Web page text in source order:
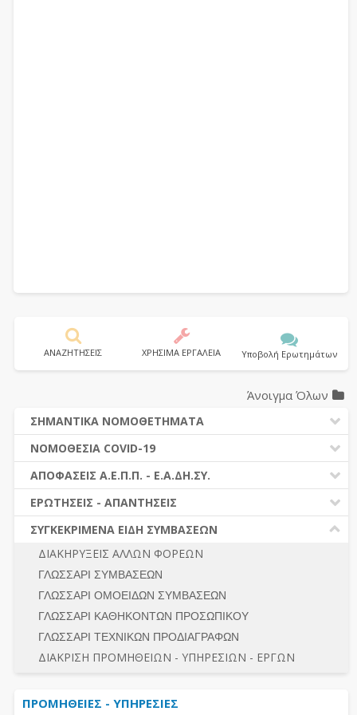
ΑΝΑΖΗΤΗΣΕΙΣ ΧΡΗΣΙΜΑ ΕΡΓΑΛΕΙΑ Υποβολή Ερωτημάτων
Άνοιγμα Όλων
ΣΗΜΑΝΤΙΚΑ ΝΟΜΟΘΕΤΗΜΑΤΑ
ΔΗΜΟΣΙΕΣ ΣΥΜΒΑΣΕΙΣ (Ν. 4412/2016)
ΔΗΜΟΤΙΚΟΣ ΚΩΔΙΚΑΣ (Ν.3463/2006)
ΚΑΛΛΙΚΡΑΤΗΣ (Ν.3852/2010)
ΝΟΜΟΘΕΣΙΑ - ΝΟΜΟΛΟΓΙΑ (ΣΥΝΟΛΟ)
ΝΟΜΟΘΕΣΙΑ COVID-19
ΝΟΜΟΘΕΣΙΑ - ΝΟΜΟΛΟΓΙΑ COVID -19
ΕΡΩΤΗΣΕΙΣ - ΑΠΑΝΤΗΣΕΙΣ
ΑΠΟΦΑΣΕΙΣ Α.Ε.Π.Π. - Ε.Α.ΔΗ.ΣΥ.
ΠΡΟΔΙΚΑΣΤΙΚΗ ΠΡΟΣΦΥΓΗ
ΓΕΝΙΚΟΙ ΚΑΝΟΝΕΣ
ΔΙΚΑΙΟΥΜΕΝΟΙ ΣΥΜΜΕΤΟΧΗΣ
ΠΡΟΣΦΟΡΕΣ – ΔΙΚΑΙΟΛΟΓΗΤΙΚΑ ΣΥΜΜΕΤΟΧΗΣ
ΔΙΕΞΑΓΩΓΗ ΔΙΑΔΙΚΑΣΙΑΣ
ΕΣΗΔΗΣ – ΚΗΜΔΗΣ
ΠΕΡΙΛΗΨΕΙΣ ΑΠΟΦΑΣΕΩΝ Α.Ε.Π.Π. - Ε.Α.ΔΗ.ΣΥ.
ΣΥΝΟΛΟ
ΕΡΩΤΗΣΕΙΣ - ΑΠΑΝΤΗΣΕΙΣ
Ν. 4782/2021 - ΤΡΟΠΟΠΟΙΗΣΗ 4412/2016
ΔΙΕΞΑΓΩΓΗ ΔΙΑΔΙΚΑΣΙΑΣ
ΔΙΑΔΙΚΑΣΙΕΣ ΑΝΑΘΕΣΗΣ
ΓΕΝΙΚΟΙ ΚΑΝΟΝΕΣ
ΠΡΟΕΤΟΙΜΑΣΙΑ - ΔΗΜΟΣΙΟΤΗΤΑ
ΛΟΓΟΙ ΑΠΟΚΛΕΙΣΜΟΥ-ΔΙΚΑΙΟΥΜΕΝΟΙ ΣΥΜΜΕΤΟΧΗΣ
ΠΡΟΣΦΟΡΕΣ - ΔΙΚΑΙΟΛΟΓΗΤΙΚΑ ΣΥΜΜΕΤΟΧΗΣ
ΣΥΓΚΕΚΡΙΜΕΝΑ ΕΙΔΗ ΣΥΜΒΑΣΕΩΝ
ΔΙΑΚΗΡΥΞΕΙΣ ΑΛΛΩΝ ΦΟΡΕΩΝ
ΓΛΩΣΣΑΡΙ ΣΥΜΒΑΣΕΩΝ
ΓΛΩΣΣΑΡΙ ΟΜΟΕΙΔΩΝ ΣΥΜΒΑΣΕΩΝ
ΓΛΩΣΣΑΡΙ ΚΑΘΗΚΟΝΤΩΝ ΠΡΟΣΩΠΙΚΟΥ
ΓΛΩΣΣΑΡΙ ΤΕΧΝΙΚΩΝ ΠΡΟΔΙΑΓΡΑΦΩΝ
ΔΙΑΚΡΙΣΗ ΠΡΟΜΗΘΕΙΩΝ - ΥΠΗΡΕΣΙΩΝ - ΕΡΓΩΝ
ΠΡΟΜΗΘΕΙΕΣ - ΥΠΗΡΕΣΙΕΣ